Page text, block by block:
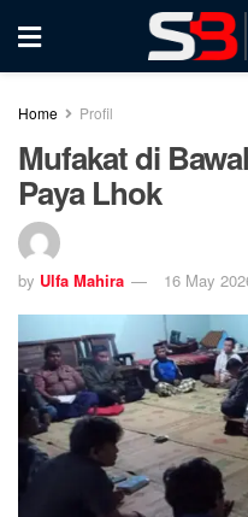
Home Profil
Mufakat di
Paya Lhok
by Ulfa Mahira 16 May